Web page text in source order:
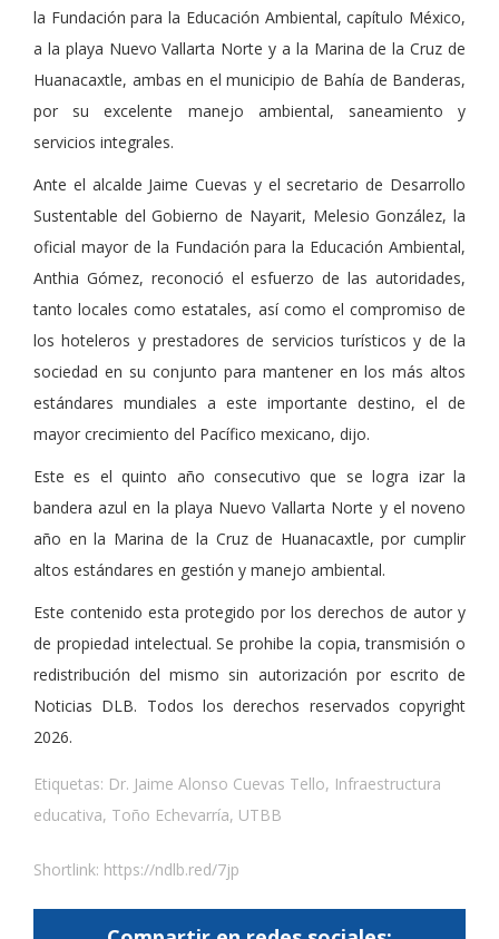
la Fundación para la Educación Ambiental, capítulo México,
a la playa Nuevo Vallarta Norte y a la Marina de la Cruz de
Huanacaxtle, ambas en el municipio de Bahía de Banderas,
por su excelente manejo ambiental, saneamiento y
servicios integrales.
Ante el alcalde Jaime Cuevas y el secretario de Desarrollo
Sustentable del Gobierno de Nayarit, Melesio González, la
oficial mayor de la Fundación para la Educación Ambiental,
Anthia Gómez, reconoció el esfuerzo de las autoridades,
tanto locales como estatales, así como el compromiso de
los hoteleros y prestadores de servicios turísticos y de la
sociedad en su conjunto para mantener en los más altos
estándares mundiales a este importante destino, el de
mayor crecimiento del Pacífico mexicano, dijo.
Este es el quinto año consecutivo que se logra izar la
bandera azul en la playa Nuevo Vallarta Norte y el noveno
año en la Marina de la Cruz de Huanacaxtle, por cumplir
altos estándares en gestión y manejo ambiental.
Este contenido esta protegido por los derechos de autor y
de propiedad intelectual. Se prohibe la copia, transmisión o
redistribución del mismo sin autorización por escrito de
Noticias DLB. Todos los derechos reservados copyright
2026.
Etiquetas: Dr. Jaime Alonso Cuevas Tello, Infraestructura
educativa, Toño Echevarría, UTBB
Shortlink: https://ndlb.red/7jp